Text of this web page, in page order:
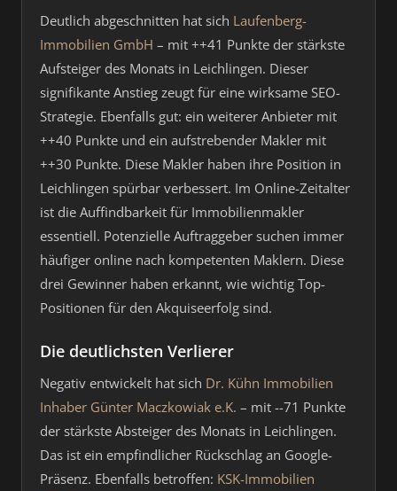
Deutlich abgeschnitten hat sich Laufenberg-
Immobilien GmbH – mit ++41 Punkte der stärkste
Aufsteiger des Monats in Leichlingen. Dieser
signifikante Anstieg zeugt für eine wirksame SEO-
Strategie. Ebenfalls gut: ein weiterer Anbieter mit
++40 Punkte und ein aufstrebender Makler mit
++30 Punkte. Diese Makler haben ihre Position in
Leichlingen spürbar verbessert. Im Online-Zeitalter
ist die Auffindbarkeit für Immobilienmakler
essentiell. Potenzielle Auftraggeber suchen immer
häufiger online nach kompetenten Maklern. Diese
drei Gewinner haben erkannt, wie wichtig Top-
Positionen für den Akquiseerfolg sind.
Die deutlichsten Verlierer
Negativ entwickelt hat sich Dr. Kühn Immobilien
Inhaber Günter Maczkowiak e.K. – mit --71 Punkte
der stärkste Absteiger des Monats in Leichlingen.
Das ist ein empfindlicher Rückschlag an Google-
Präsenz. Ebenfalls betroffen: KSK-Immobilien